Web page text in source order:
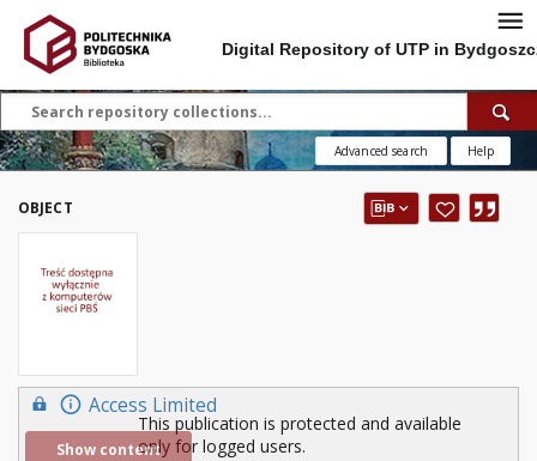
Digital Repository of UTP in
Advanced search Help
OBJECT
Access Limited
Show content
This publication is protected and available
only for logged users.